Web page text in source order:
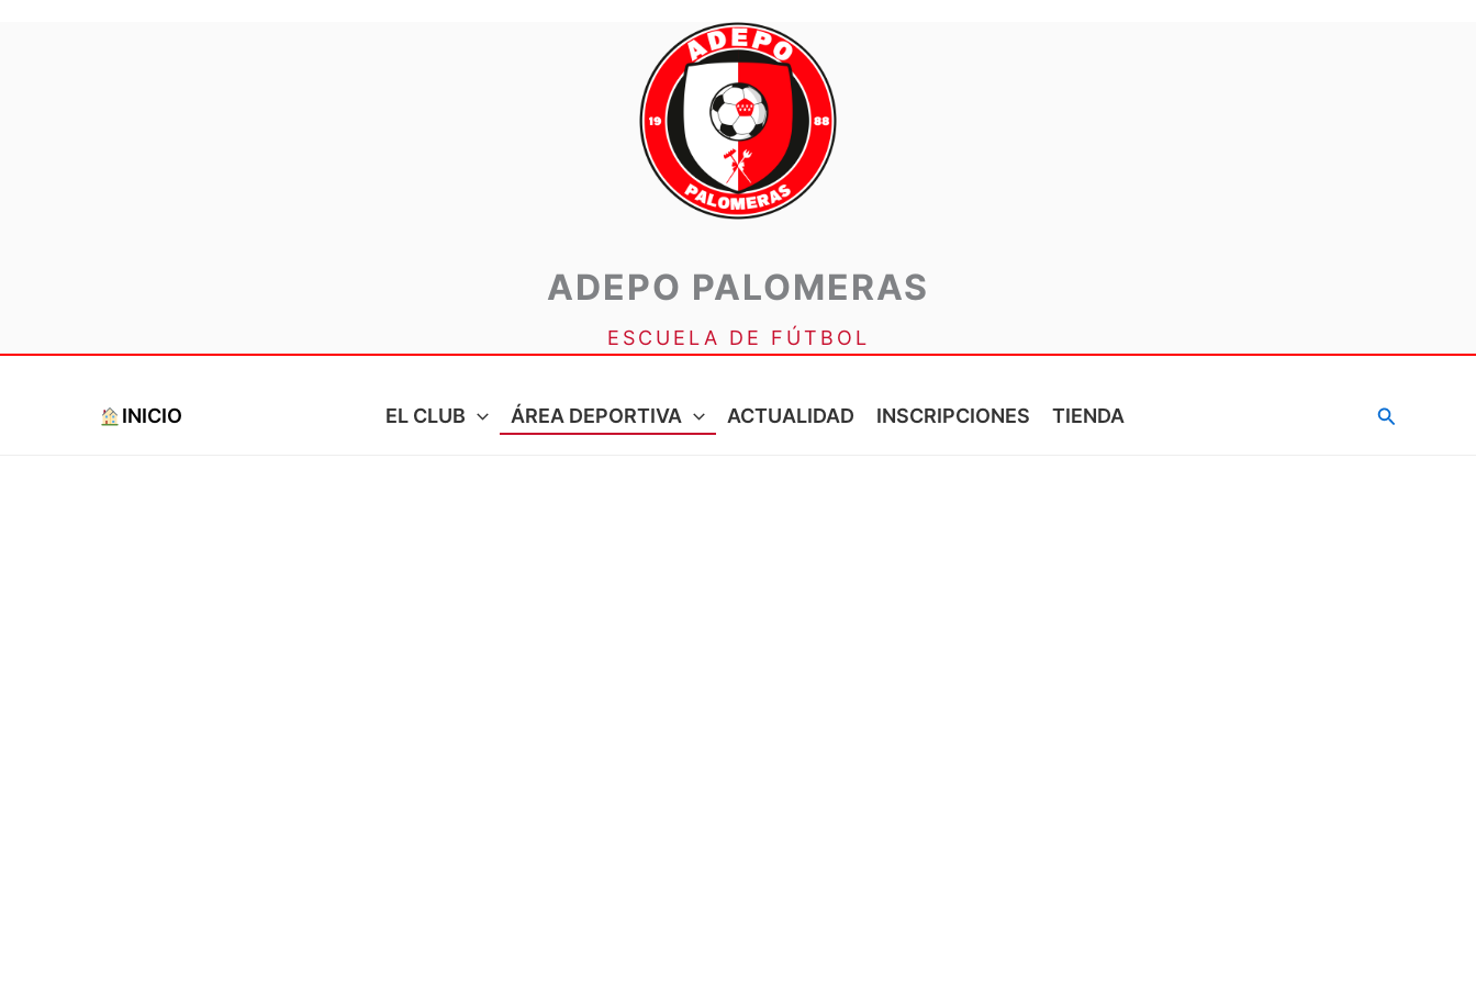
ADEPO PALOMERAS
ESCUELA DE FÚTBOL
INICIO EL CLUB ÁREA DEPORTIVA ACTUALIDAD INSCRIPCIONES TIENDA Buscar